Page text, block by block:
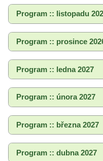
Program :: listopadu
Program :: prosince
Program :: ledna 2027
Program :: února 2027
Program :: března 2027
Program :: dubna 2027